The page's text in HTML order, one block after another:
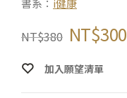
書系： i健康
NT$380 NT$300
加入願望清單